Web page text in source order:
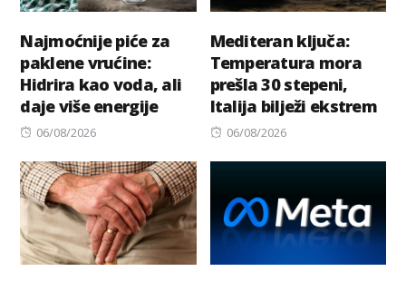
Najmoćnije piće za
paklene vrućine:
Hidrira kao voda, ali
daje više energije
Posted
06/08/2026
Mediteran ključa:
Temperatura mora
prešla 30 stepeni,
Italija bilježi ekstrem
Posted
06/08/2026